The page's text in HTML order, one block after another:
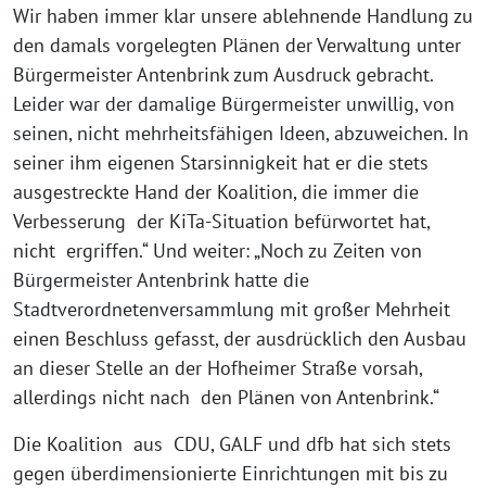
Wir haben immer klar unsere ablehnende Handlung zu
den damals vorgelegten Plänen der Verwaltung unter
Bürgermeister Antenbrink zum Ausdruck gebracht.
Leider war der damalige Bürgermeister unwillig, von
seinen, nicht mehrheitsfähigen Ideen, abzuweichen. In
seiner ihm eigenen Starsinnigkeit hat er die stets
ausgestreckte Hand der Koalition, die immer die
Verbesserung der KiTa-Situation befürwortet hat,
nicht ergriffen.“ Und weiter: „Noch zu Zeiten von
Bürgermeister Antenbrink hatte die
Stadtverordnetenversammlung mit großer Mehrheit
einen Beschluss gefasst, der ausdrücklich den Ausbau
an dieser Stelle an der Hofheimer Straße vorsah,
allerdings nicht nach den Plänen von Antenbrink.“
Die Koalition aus CDU, GALF und dfb hat sich stets
gegen überdimensionierte Einrichtungen mit bis zu